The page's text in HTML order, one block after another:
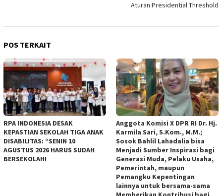
Aturan Presidential Threshold
POS TERKAIT
RPA INDONESIA DESAK
KEPASTIAN SEKOLAH TIGA ANAK
DISABILITAS: “SENIN 10
AGUSTUS 2026 HARUS SUDAH
BERSEKOLAH!
Anggota Komisi X DPR RI Dr. Hj.
Karmila Sari, S.Kom., M.M.;
Sosok Bahlil Lahadalia bisa
Menjadi Sumber Inspirasi bagi
Generasi Muda, Pelaku Usaha,
Pemerintah, maupun
Pemangku Kepentingan
lainnya untuk bersama-sama